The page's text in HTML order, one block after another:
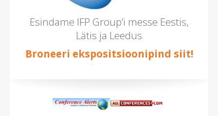
Esindame IFP Group’i messe Eestis,
Lätis ja Leedus
Broneeri ekspositsioonipind siit!